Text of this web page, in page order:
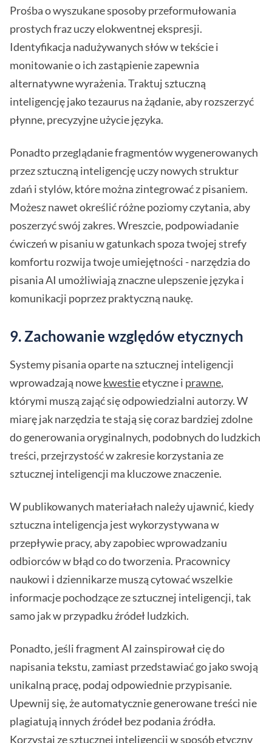
Prośba o wyszukane sposoby przeformułowania
prostych fraz uczy elokwentnej ekspresji.
Identyfikacja nadużywanych słów w tekście i
monitowanie o ich zastąpienie zapewnia
alternatywne wyrażenia. Traktuj sztuczną
inteligencję jako tezaurus na żądanie, aby rozszerzyć
płynne, precyzyjne użycie języka.
Ponadto przeglądanie fragmentów wygenerowanych
przez sztuczną inteligencję uczy nowych struktur
zdań i stylów, które można zintegrować z pisaniem.
Możesz nawet określić różne poziomy czytania, aby
poszerzyć swój zakres. Wreszcie, podpowiadanie
ćwiczeń w pisaniu w gatunkach spoza twojej strefy
komfortu rozwija twoje umiejętności - narzędzia do
pisania AI umożliwiają znaczne ulepszenie języka i
komunikacji poprzez praktyczną naukę.
9.Zachowanie względów etycznych
Systemy pisania oparte na sztucznej inteligencji
wprowadzają nowekwestieetyczne i prawne,
którymi muszą zająć się odpowiedzialni autorzy. W
miarę jak narzędzia te stają się coraz bardziej zdolne
do generowania oryginalnych, podobnych do ludzkich
treści, przejrzystość w zakresie korzystania ze
sztucznej inteligencji ma kluczowe znaczenie.
W publikowanych materiałach należy ujawnić, kiedy
sztuczna inteligencja jest wykorzystywana w
przepływie pracy, aby zapobiec wprowadzaniu
odbiorców w błąd co do tworzenia. Pracownicy
naukowi i dziennikarze muszą cytować wszelkie
informacje pochodzące ze sztucznej inteligencji, tak
samo jak w przypadku źródeł ludzkich.
Ponadto, jeśli fragment AI zainspirował cię do
napisania tekstu, zamiast przedstawiać go jako swoją
unikalną pracę, podaj odpowiednie przypisanie.
Upewnij się, że automatycznie generowane treści nie
plagiatują innych źródeł bez podania źródła.
Korzystaj ze sztucznej inteligencji w sposób etyczny